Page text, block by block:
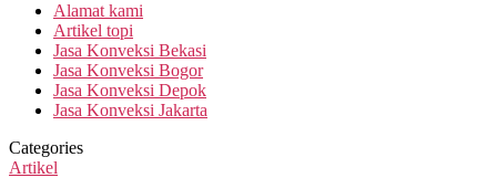
Alamat kami
Artikel topi
Jasa Konveksi Bekasi
Jasa Konveksi Bogor
Jasa Konveksi Depok
Jasa Konveksi Jakarta
Categories
Artikel